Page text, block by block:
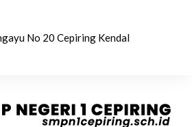
No 20 Cepiring Kendal